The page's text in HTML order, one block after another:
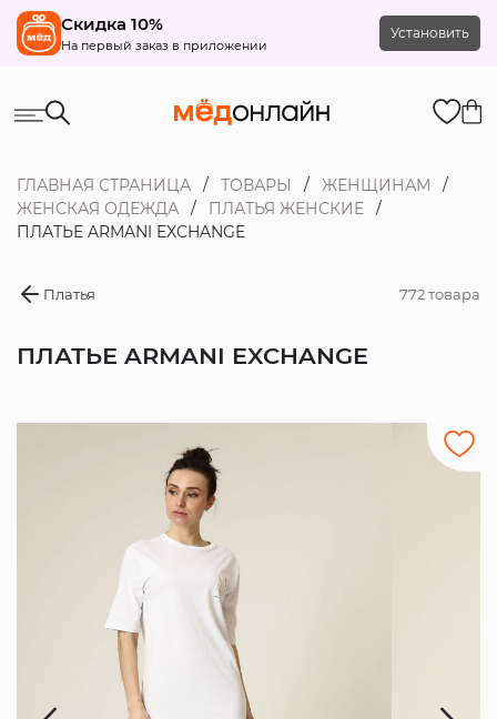
Скидка 10%
На первый заказ в приложении
Установить
ГЛАВНАЯ СТРАНИЦА ТОВАРЫ
ЖЕНЩИНАМ
ЖЕНСКАЯ ОДЕЖДА
ПЛАТЬЯ ЖЕНСКИЕ
ПЛАТЬЕ ARMANI EXCHANGE
Платья 772 товара
ПЛАТЬЕ ARMANI EXCHANGE